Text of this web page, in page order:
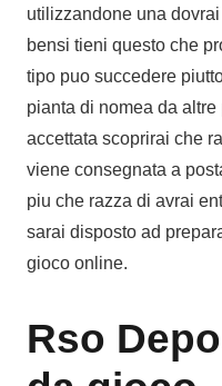
utilizzandone una
bensi tieni questo che
tipo puo succedere
pianta di nomea da
accettata scoprirai che
viene consegnata a
piu che razza di avrai
sarai disposto ad
gioco online.
Rso